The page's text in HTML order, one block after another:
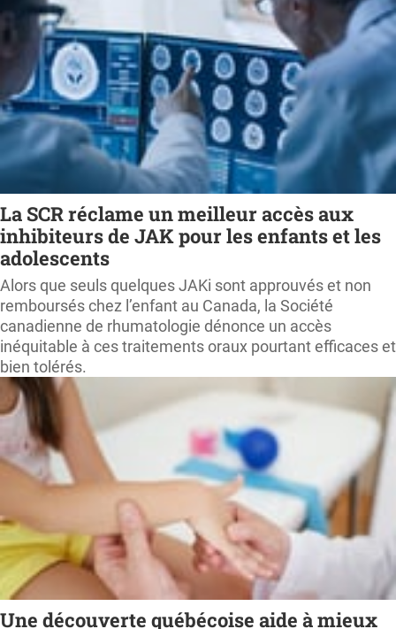
La SCR réclame un meilleur accès aux
inhibiteurs de JAK pour les enfants et les
adolescents
Alors que seuls quelques JAKi sont approuvés et non
remboursés chez l’enfant au Canada, la Société
canadienne de rhumatologie dénonce un accès
inéquitable à ces traitements oraux pourtant efficaces et
bien tolérés.
Une découverte québécoise aide à mieux